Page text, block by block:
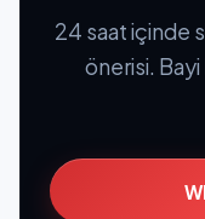
24 saat içinde
önerisi.